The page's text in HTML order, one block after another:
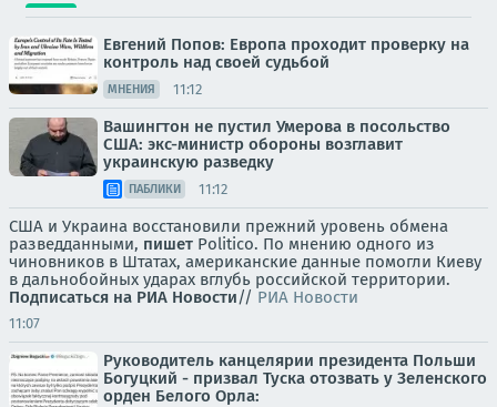
Евгений Попов: Европа проходит проверку на
контроль над своей судьбой
МНЕНИЯ 11:12
Вашингтон не пустил Умерова в посольство
США: экс-министр обороны возглавит
украинскую разведку
ПАБЛИКИ 11:12
США и Украина восстановили прежний уровень обмена
разведданными, пишет Politico. По мнению одного из
чиновников в Штатах, американские данные помогли Киеву
в дальнобойных ударах вглубь российской территории.
Подписаться на РИА Новости// РИА Новости
11:07
Руководитель канцелярии президента Польши
Богуцкий - призвал Туска отозвать у Зеленского
орден Белого Орла: